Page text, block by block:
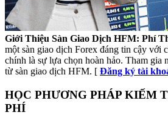
Giới Thiệu Sàn Giao Dịch HFM: Phí
một sàn giao dịch Forex đáng tin cậy với
chính là sự lựa chọn hoàn hảo. Tham
từ sàn giao dịch HFM. [ Đăng ký tài
HỌC PHƯƠNG PHÁP KIẾM
PHÍ